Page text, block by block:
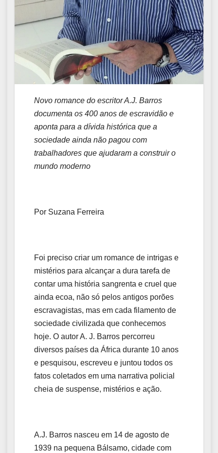
Novo romance do escritor A.J. Barros
documenta os 400 anos de escravidão e
aponta para a dívida histórica que a
sociedade ainda não pagou com
trabalhadores que ajudaram a construir o
mundo moderno
Por Suzana Ferreira
Foi preciso criar um romance de intrigas e
mistérios para alcançar a dura tarefa de
contar uma história sangrenta e cruel que
ainda ecoa, não só pelos antigos porões
escravagistas, mas em cada filamento de
sociedade civilizada que conhecemos
hoje. O autor A. J. Barros percorreu
diversos países da África durante 10 anos
e pesquisou, escreveu e juntou todos os
fatos coletados em uma narrativa policial
cheia de suspense, mistérios e ação.
A.J. Barros nasceu em 14 de agosto de
1939 na pequena Bálsamo, cidade com